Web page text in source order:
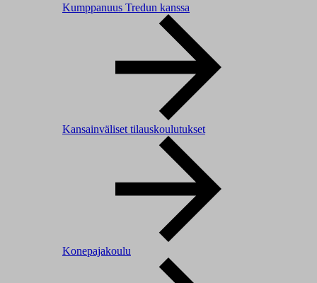
Kumppanuus Tredun kanssa
Kansainväliset tilauskoulutukset
Konepajakoulu